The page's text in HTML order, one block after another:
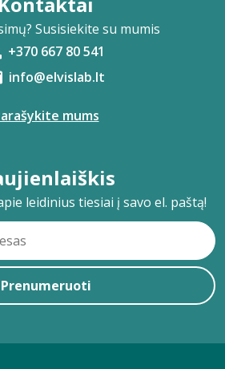
Susisiekite su mumis
+370 667 80 541
info@elvislab.lt
mums
leidinius tiesiai į savo el. paštą!
Prenumeruoti